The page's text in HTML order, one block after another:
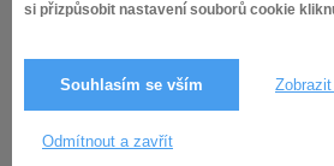
si přizpůsobit nastavení souborů cookie
Souhlasím se vším
Odmítnout a zavřít